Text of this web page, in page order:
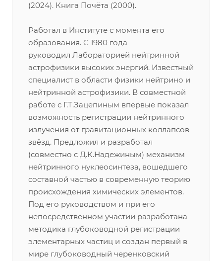
(2024). Книга Почёта (2000).
Работал в Институте с момента его
образования. С 1980 года
руководил Лабораторией нейтринной
астрофизики высоких энергий. Известный
специалист в области физики нейтрино и
нейтринной астрофизики. В совместной
работе с Г.Т.Зацепиным впервые показал
возможность регистрации нейтринного
излучения от гравитационных коллапсов
звёзд. Предложил и разработал
(совместно с Д.К.Надежиным) механизм
нейтринного нуклеосинтеза, вошедшего
составной частью в современную теорию
происхождения химических элементов.
Под его руководством и при его
непосредственном участии разработана
методика глубоководной регистрации
элементарных частиц и создан первый в
мире глубоководный черенковский